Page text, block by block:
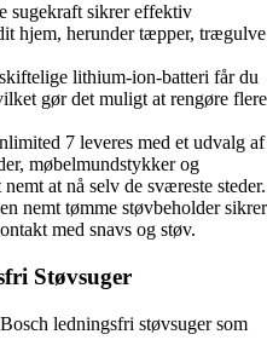
sugekraft sikrer effektiv
hjem, herunder tæpper, trægulve
lithium-ion-batteri får du
gør det muligt at rengøre flere
7 leveres med et udvalg af
møbelmundstykker og
at nå selv de sværeste steder.
nemt tømme støvbeholder sikrer
med snavs og støv.
Støvsuger
ledningsfri støvsuger som